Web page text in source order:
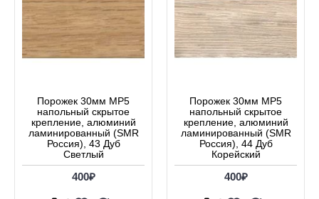
Порожек 30мм МР5
напольный скрытое
крепление, алюминий
ламинированный (SMR
Россия), 43 Дуб
Светлый
400₽
Порожек 30мм МР5
напольный скрытое
крепление, алюминий
ламинированный (SMR
Россия), 44 Дуб
Корейский
400₽